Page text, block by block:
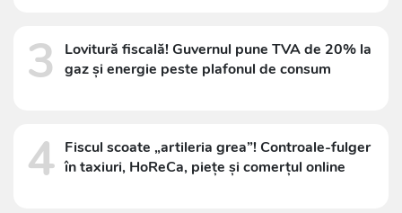
3
Lovitură fiscală! Guvernul pune TVA de 20% la
gaz și energie peste plafonul de consum
4 Fiscul scoate „artileria grea”! Controale-fulger
în taxiuri, HoReCa, piețe și comerțul online